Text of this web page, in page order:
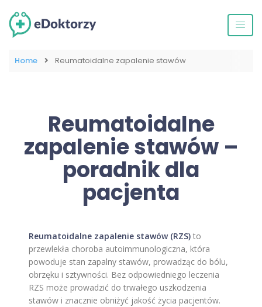
Home Reumatoidalne zapalenie stawów
Reumatoidalne
zapalenie stawów –
poradnik dla
pacjenta
Reumatoidalne zapalenie stawów (RZS) to
przewlekła choroba autoimmunologiczna, która
powoduje stan zapalny stawów, prowadząc do bólu,
obrzęku i sztywności. Bez odpowiedniego leczenia
RZS może prowadzić do trwałego uszkodzenia
stawów i znacznie obniżyć jakość życia pacjentów.